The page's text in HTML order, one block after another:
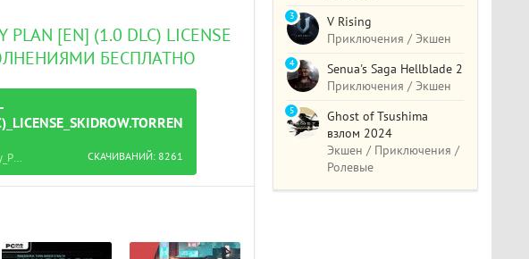
PLAN [EN] (1.0 DLC) LICENSE
БЕСПЛАТНО
СКАЧИВАНИЙ: 8261
Название файла: Invisible,_Inc._-_Contingency_Plan_[En]_(1.0_dlc)_License_SKIDROW.torrent
V Rising
Приключения / Экшен
3
Senua's Saga Hellblade 2
Приключения / Экшен
4
Ghost of Tsushima
взлом 2024
Экшен / Приключения /
Ролевые
5